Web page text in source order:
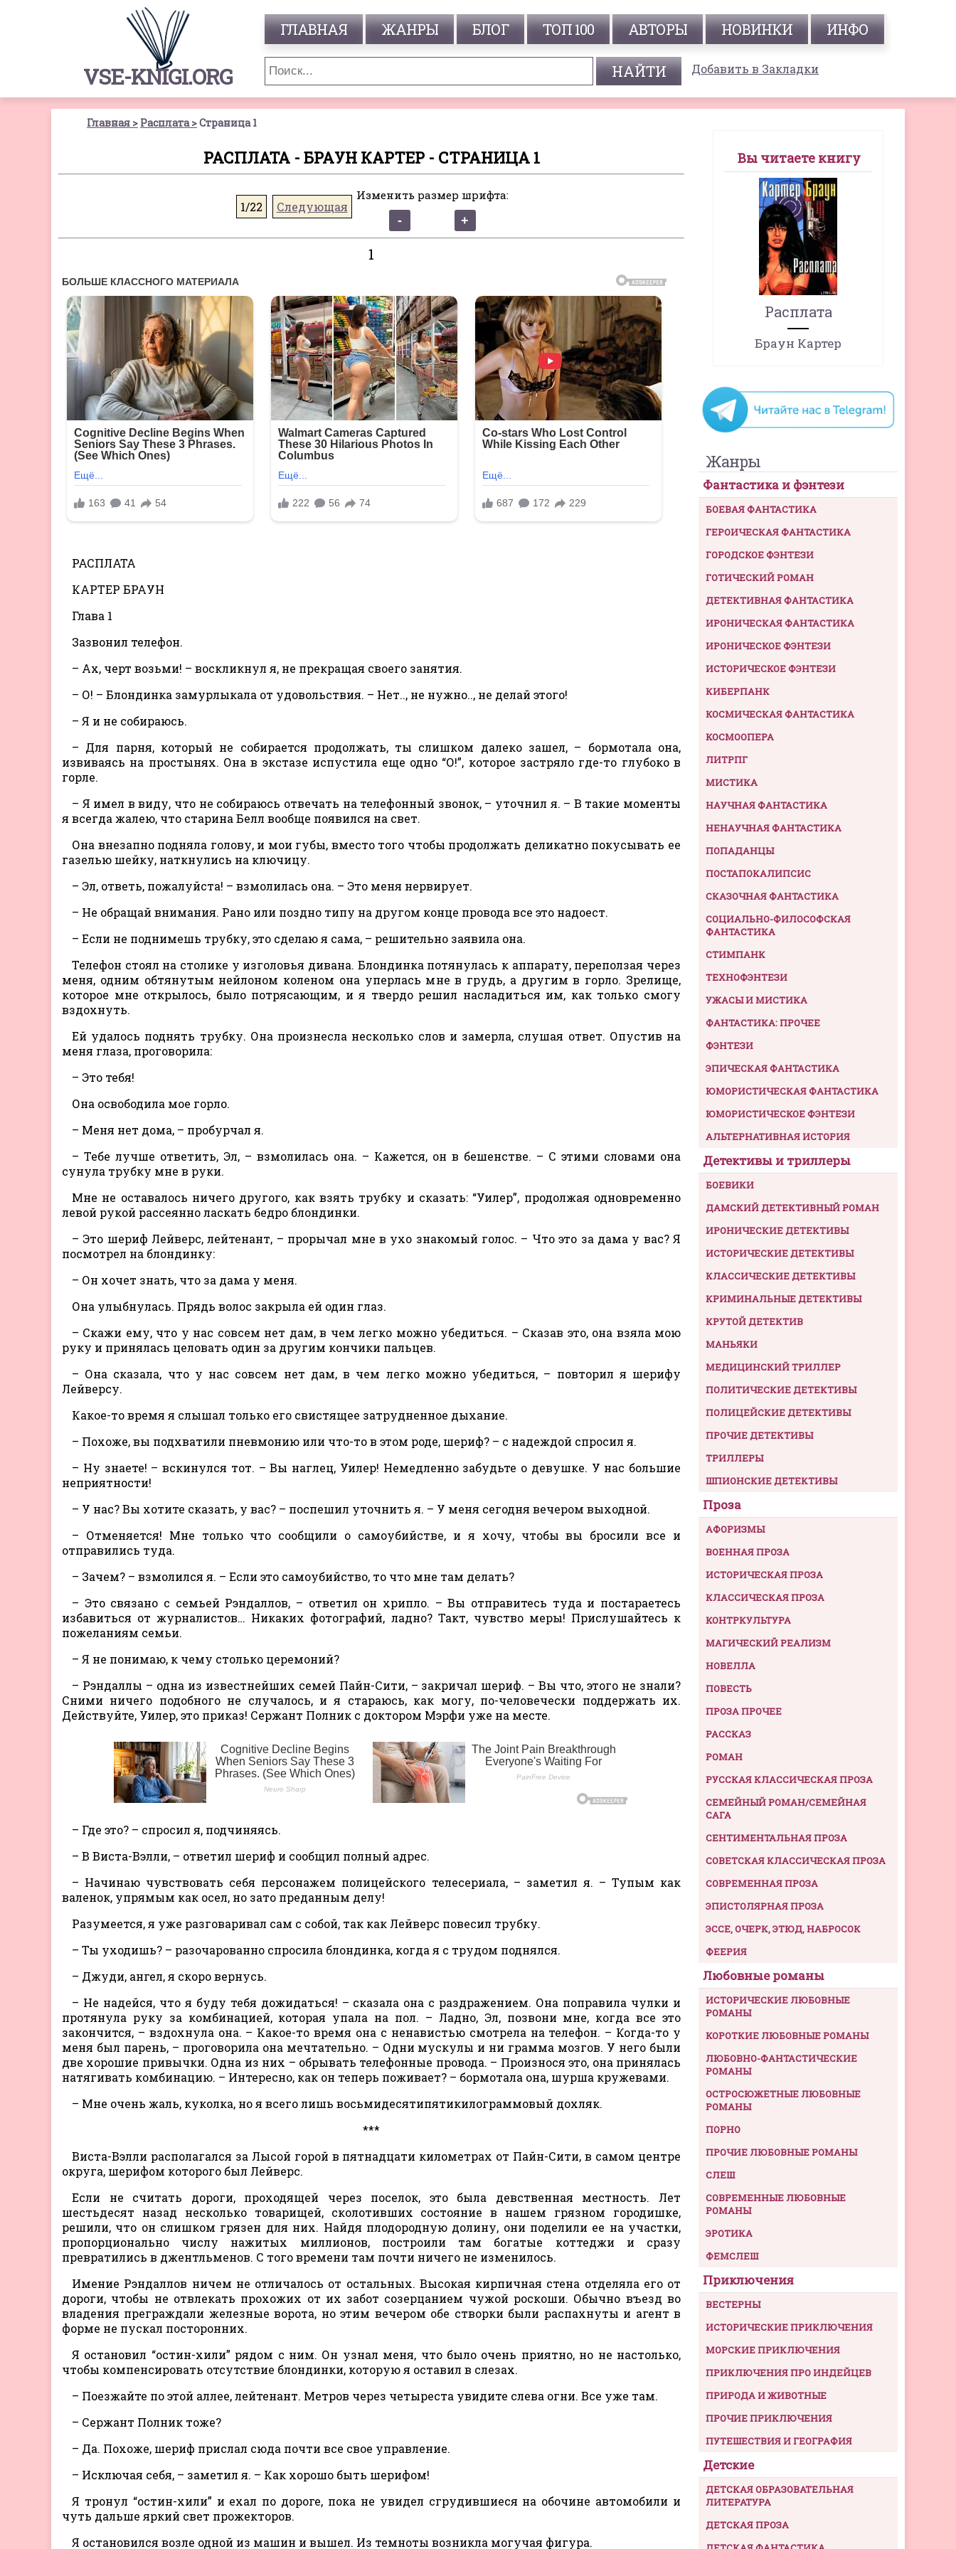
VSE-KNIGI.ORG
ГЛАВНАЯ ЖАНРЫ БЛОГ ТОП 100 АВТОРЫ НОВИНКИ ИНФО
Добавить в Закладки
Главная Расплата Страница 1
РАСПЛАТА - БРАУН КАРТЕР - СТРАНИЦА 1
1/22 Следующая
Изменить размер шрифта:
1
РАСПЛАТА
КАРТЕР БРАУН
Глава 1
Зазвонил телефон.
– Ax, черт возьми! – воскликнул я, не прекращая своего занятия.
– О! – Блондинка замурлыкала от удовольствия. – Нет.., не нужно.., не делай этого!
– Я и не собираюсь.
– Для парня, который не собирается продолжать, ты слишком далеко зашел, – бормотала она,
извиваясь на простынях. Она в экстазе испустила еще одно “О!”, которое застряло где-то глубоко в
горле.
– Я имел в виду, что не собираюсь отвечать на телефонный звонок, – уточнил я. – В такие моменты
я всегда жалею, что старина Белл вообще появился на свет.
Она внезапно подняла голову, и мои губы, вместо того чтобы продолжать деликатно покусывать ее
газелью шейку, наткнулись на ключицу.
– Эл, ответь, пожалуйста! – взмолилась она. – Это меня нервирует.
– Не обращай внимания. Рано или поздно типу на другом конце провода все это надоест.
– Если не поднимешь трубку, это сделаю я сама, – решительно заявила она.
Телефон стоял на столике у изголовья дивана. Блондинка потянулась к аппарату, переползая через
меня, одним обтянутым нейлоном коленом она уперлась мне в грудь, а другим в горло. Зрелище,
которое мне открылось, было потрясающим, и я твердо решил насладиться им, как только смогу
вздохнуть.
Ей удалось поднять трубку. Она произнесла несколько слов и замерла, слушая ответ. Опустив на
меня глаза, проговорила:
– Это тебя!
Она освободила мое горло.
– Меня нет дома, – пробурчал я.
– Тебе лучше ответить, Эл, – взмолилась она. – Кажется, он в бешенстве. – С этими словами она
сунула трубку мне в руки.
Мне не оставалось ничего другого, как взять трубку и сказать: “Уилер”, продолжая одновременно
левой рукой рассеянно ласкать бедро блондинки.
– Это шериф Лейверс, лейтенант, – прорычал мне в ухо знакомый голос. – Что это за дама у вас? Я
посмотрел на блондинку:
– Он хочет знать, что за дама у меня.
Она улыбнулась. Прядь волос закрыла ей один глаз.
– Скажи ему, что у нас совсем нет дам, в чем легко можно убедиться. – Сказав это, она взяла мою
руку и принялась целовать один за другим кончики пальцев.
– Она сказала, что у нас совсем нет дам, в чем легко можно убедиться, – повторил я шерифу
Лейверсу.
Какое-то время я слышал только его свистящее затрудненное дыхание.
– Похоже, вы подхватили пневмонию или что-то в этом роде, шериф? – с надеждой спросил я.
– Ну знаете! – вскинулся тот. – Вы наглец, Уилер! Немедленно забудьте о девушке. У нас большие
неприятности!
– У нас? Вы хотите сказать, у вас? – поспешил уточнить я. – У меня сегодня вечером выходной.
– Отменяется! Мне только что сообщили о самоубийстве, и я хочу, чтобы вы бросили все и
отправились туда.
– Зачем? – взмолился я. – Если это самоубийство, то что мне там делать?
– Это связано с семьей Рэндаллов, – ответил он хрипло. – Вы отправитесь туда и постараетесь
избавиться от журналистов… Никаких фотографий, ладно? Такт, чувство меры! Прислушайтесь к
пожеланиям семьи.
– Я не понимаю, к чему столько церемоний?
– Рэндаллы – одна из известнейших семей Пайн-Сити, – закричал шериф. – Вы что, этого не знали?
Сними ничего подобного не случалось, и я стараюсь, как могу, по-человечески поддержать их.
Действуйте, Уилер, это приказ! Сержант Полник с доктором Мэрфи уже на месте.
– Где это? – спросил я, подчиняясь.
– В Виста-Вэлли, – ответил шериф и сообщил полный адрес.
– Начинаю чувствовать себя персонажем полицейского телесериала, – заметил я. – Тупым как
валенок, упрямым как осел, но зато преданным делу!
Разумеется, я уже разговаривал сам с собой, так как Лейверс повесил трубку.
– Ты уходишь? – разочарованно спросила блондинка, когда я с трудом поднялся.
– Джуди, ангел, я скоро вернусь.
– Не надейся, что я буду тебя дожидаться! – сказала она с раздражением. Она поправила чулки и
протянула руку за комбинацией, которая упала на пол. – Ладно, Эл, позвони мне, когда все это
закончится, – вздохнула она. – Какое-то время она с ненавистью смотрела на телефон. – Когда-то у
меня был парень, – проговорила она мечтательно. – Одни мускулы и ни грамма мозгов. У него были
две хорошие привычки. Одна из них – обрывать телефонные провода. – Произнося это, она принялась
натягивать комбинацию. – Интересно, как он теперь поживает? – бормотала она, шурша кружевами.
– Мне очень жаль, куколка, но я всего лишь восьмидесятипятикилограммовый дохляк.
***
Виста-Вэлли располагался за Лысой горой в пятнадцати километрах от Пайн-Сити, в самом центре
округа, шерифом которого был Лейверс.
Если не считать дороги, проходящей через поселок, это была девственная местность. Лет
шестьдесят назад несколько товарищей, сколотивших состояние в нашем грязном городишке,
решили, что он слишком грязен для них. Найдя плодородную долину, они поделили ее на участки,
пропорционально числу нажитых миллионов, построили там богатые коттеджи и сразу
превратились в джентльменов. С того времени там почти ничего не изменилось.
Имение Рэндаллов ничем не отличалось от остальных. Высокая кирпичная стена отделяла его от
дороги, чтобы не отвлекать прохожих от их забот созерцанием чужой роскоши. Обычно въезд во
владения преграждали железные ворота, но этим вечером обе створки были распахнуты и агент в
форме не пускал посторонних.
Я остановил “остин-хили” рядом с ним. Он узнал меня, что было очень приятно, но не настолько,
чтобы компенсировать отсутствие блондинки, которую я оставил в слезах.
– Поезжайте по этой аллее, лейтенант. Метров через четыреста увидите слева огни. Все уже там.
– Сержант Полник тоже?
– Да. Похоже, шериф прислал сюда почти все свое управление.
– Исключая себя, – заметил я. – Как хорошо быть шерифом!
Я тронул “остин-хили” и ехал по дороге, пока не увидел сгрудившиеся на обочине автомобили и
чуть дальше яркий свет прожекторов.
Я остановился возле одной из машин и вышел. Из темноты возникла могучая фигура.
Вы читаете книгу
Расплата
Браун Картер
Жанры
Фантастика и фэнтези
БОЕВАЯ ФАНТАСТИКА
ГЕРОИЧЕСКАЯ ФАНТАСТИКА
ГОРОДСКОЕ ФЭНТЕЗИ
ГОТИЧЕСКИЙ РОМАН
ДЕТЕКТИВНАЯ ФАНТАСТИКА
ИРОНИЧЕСКАЯ ФАНТАСТИКА
ИРОНИЧЕСКОЕ ФЭНТЕЗИ
ИСТОРИЧЕСКОЕ ФЭНТЕЗИ
КИБЕРПАНК
КОСМИЧЕСКАЯ ФАНТАСТИКА
КОСМООПЕРА
ЛИТРПГ
МИСТИКА
НАУЧНАЯ ФАНТАСТИКА
НЕНАУЧНАЯ ФАНТАСТИКА
ПОПАДАНЦЫ
ПОСТАПОКАЛИПСИС
СКАЗОЧНАЯ ФАНТАСТИКА
СОЦИАЛЬНО-ФИЛОСОФСКАЯ
ФАНТАСТИКА
СТИМПАНК
ТЕХНОФЭНТЕЗИ
УЖАСЫ И МИСТИКА
ФАНТАСТИКА: ПРОЧЕЕ
ФЭНТЕЗИ
ЭПИЧЕСКАЯ ФАНТАСТИКА
ЮМОРИСТИЧЕСКАЯ ФАНТАСТИКА
ЮМОРИСТИЧЕСКОЕ ФЭНТЕЗИ
АЛЬТЕРНАТИВНАЯ ИСТОРИЯ
Детективы и триллеры
БОЕВИКИ
ДАМСКИЙ ДЕТЕКТИВНЫЙ РОМАН
ИРОНИЧЕСКИЕ ДЕТЕКТИВЫ
ИСТОРИЧЕСКИЕ ДЕТЕКТИВЫ
КЛАССИЧЕСКИЕ ДЕТЕКТИВЫ
КРИМИНАЛЬНЫЕ ДЕТЕКТИВЫ
КРУТОЙ ДЕТЕКТИВ
МАНЬЯКИ
МЕДИЦИНСКИЙ ТРИЛЛЕР
ПОЛИТИЧЕСКИЕ ДЕТЕКТИВЫ
ПОЛИЦЕЙСКИЕ ДЕТЕКТИВЫ
ПРОЧИЕ ДЕТЕКТИВЫ
ТРИЛЛЕРЫ
ШПИОНСКИЕ ДЕТЕКТИВЫ
Проза
АФОРИЗМЫ
ВОЕННАЯ ПРОЗА
ИСТОРИЧЕСКАЯ ПРОЗА
КЛАССИЧЕСКАЯ ПРОЗА
КОНТРКУЛЬТУРА
МАГИЧЕСКИЙ РЕАЛИЗМ
НОВЕЛЛА
ПОВЕСТЬ
ПРОЗА ПРОЧЕЕ
РАССКАЗ
РОМАН
РУССКАЯ КЛАССИЧЕСКАЯ ПРОЗА
СЕМЕЙНЫЙ РОМАН/СЕМЕЙНАЯ
САГА
СЕНТИМЕНТАЛЬНАЯ ПРОЗА
СОВЕТСКАЯ КЛАССИЧЕСКАЯ ПРОЗА
СОВРЕМЕННАЯ ПРОЗА
ЭПИСТОЛЯРНАЯ ПРОЗА
ЭССЕ, ОЧЕРК, ЭТЮД, НАБРОСОК
ФЕЕРИЯ
Любовные романы
ИСТОРИЧЕСКИЕ ЛЮБОВНЫЕ
РОМАНЫ
КОРОТКИЕ ЛЮБОВНЫЕ РОМАНЫ
ЛЮБОВНО-ФАНТАСТИЧЕСКИЕ
РОМАНЫ
ОСТРОСЮЖЕТНЫЕ ЛЮБОВНЫЕ
РОМАНЫ
ПОРНО
ПРОЧИЕ ЛЮБОВНЫЕ РОМАНЫ
СЛЕШ
СОВРЕМЕННЫЕ ЛЮБОВНЫЕ
РОМАНЫ
ЭРОТИКА
ФЕМСЛЕШ
Приключения
ВЕСТЕРНЫ
ИСТОРИЧЕСКИЕ ПРИКЛЮЧЕНИЯ
МОРСКИЕ ПРИКЛЮЧЕНИЯ
ПРИКЛЮЧЕНИЯ ПРО ИНДЕЙЦЕВ
ПРИРОДА И ЖИВОТНЫЕ
ПРОЧИЕ ПРИКЛЮЧЕНИЯ
ПУТЕШЕСТВИЯ И ГЕОГРАФИЯ
Детские
ДЕТСКАЯ ОБРАЗОВАТЕЛЬНАЯ
ЛИТЕРАТУРА
ДЕТСКАЯ ПРОЗА